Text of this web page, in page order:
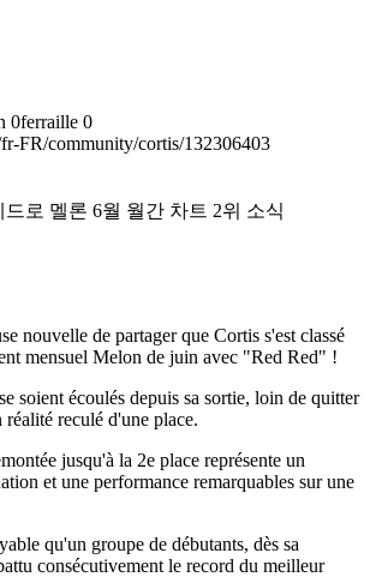
0ferraille 0
FR/community/cortis/132306403
nouvelle de partager que Cortis s'est classé
mensuel Melon de juin avec "Red Red" !
soient écoulés depuis sa sortie, loin de quitter
réalité reculé d'une place.
jusqu'à la 2e place représente un
et une performance remarquables sur une
qu'un groupe de débutants, dès sa
consécutivement le record du meilleur